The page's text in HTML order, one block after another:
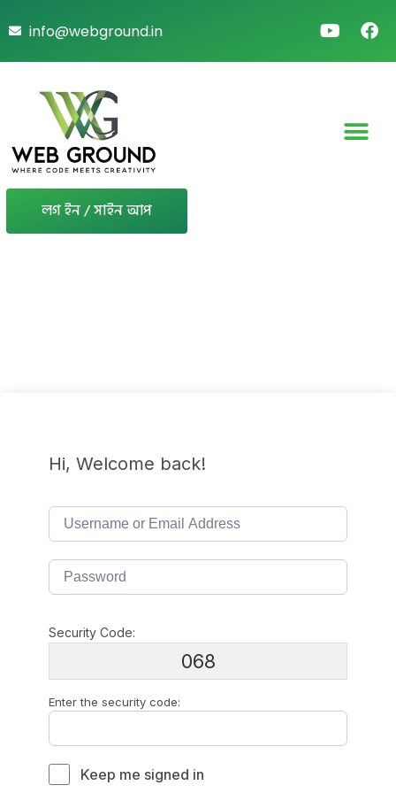
info@webground.in
লগ ইন / সাইন আপ
Hi, Welcome back!
Security Code:
068
Enter the security code:
Keep me signed in